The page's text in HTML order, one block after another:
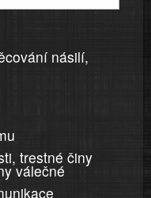
násilí,
trestné činy
válečné